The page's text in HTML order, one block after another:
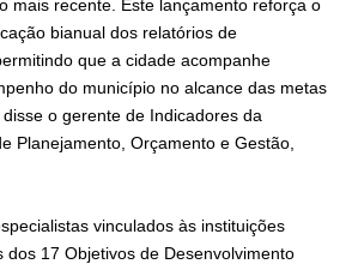
mais recente. Este lançamento reforça o
bianual dos relatórios de
que a cidade acompanhe
do município no alcance das metas
disse o gerente de Indicadores da
Planejamento, Orçamento e Gestão,
vinculados às instituições
dos 17 Objetivos de Desenvolvimento